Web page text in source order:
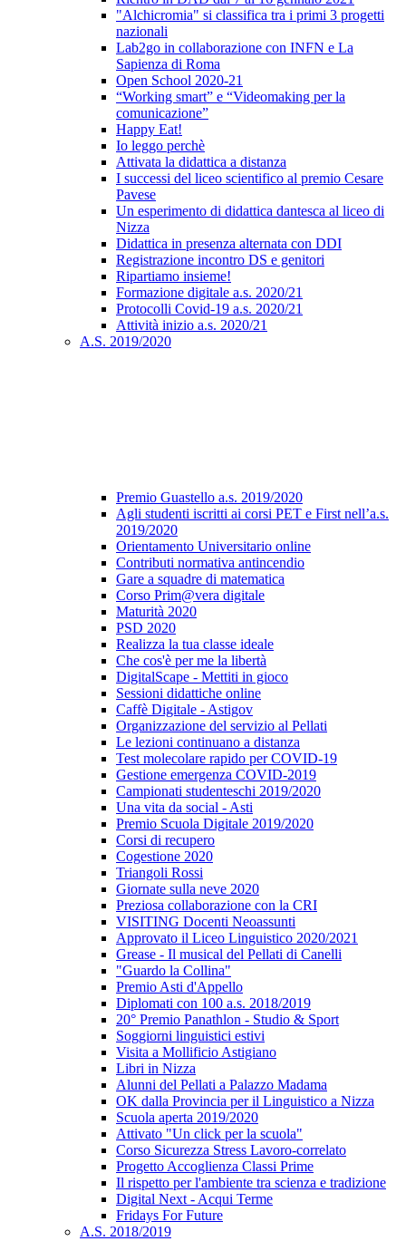
"Alchicromia" si classifica tra i primi 3 progetti
nazionali
Lab2go in collaborazione con INFN e La
Sapienza di Roma
Open School 2020-21
“Working smart” e “Videomaking per la
comunicazione”
Happy Eat!
Io leggo perchè
Attivata la didattica a distanza
I successi del liceo scientifico al premio Cesare
Pavese
Un esperimento di didattica dantesca al liceo di
Nizza
Didattica in presenza alternata con DDI
Registrazione incontro DS e genitori
Ripartiamo insieme!
Formazione digitale a.s. 2020/21
Protocolli Covid-19 a.s. 2020/21
Attività inizio a.s. 2020/21
A.S. 2019/2020
Premio Guastello a.s. 2019/2020
Agli studenti iscritti ai corsi PET e First nell’a.s.
2019/2020
Orientamento Universitario online
Contributi normativa antincendio
Gare a squadre di matematica
Corso Prim@vera digitale
Maturità 2020
PSD 2020
Realizza la tua classe ideale
Che cos'è per me la libertà
DigitalScape - Mettiti in gioco
Sessioni didattiche online
Caffè Digitale - Astigov
Organizzazione del servizio al Pellati
Le lezioni continuano a distanza
Test molecolare rapido per COVID-19
Gestione emergenza COVID-2019
Campionati studenteschi 2019/2020
Una vita da social - Asti
Premio Scuola Digitale 2019/2020
Corsi di recupero
Cogestione 2020
Triangoli Rossi
Giornate sulla neve 2020
Preziosa collaborazione con la CRI
VISITING Docenti Neoassunti
Approvato il Liceo Linguistico 2020/2021
Grease - Il musical del Pellati di Canelli
"Guardo la Collina"
Premio Asti d'Appello
Diplomati con 100 a.s. 2018/2019
20° Premio Panathlon - Studio & Sport
Soggiorni linguistici estivi
Visita a Mollificio Astigiano
Libri in Nizza
Alunni del Pellati a Palazzo Madama
OK dalla Provincia per il Linguistico a Nizza
Scuola aperta 2019/2020
Attivato "Un click per la scuola"
Corso Sicurezza Stress Lavoro-correlato
Progetto Accoglienza Classi Prime
Il rispetto per l'ambiente tra scienza e tradizione
Digital Next - Acqui Terme
Fridays For Future
A.S. 2018/2019